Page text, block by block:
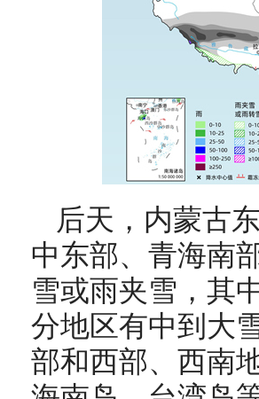
后天， 内蒙古
中东部、青海南
雪或雨夹雪，其
分地区有中到大
部和西部、西南